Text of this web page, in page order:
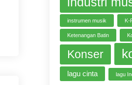
instrumen musik K-
Ketenangan Batin
Konser
lagu cinta lagu